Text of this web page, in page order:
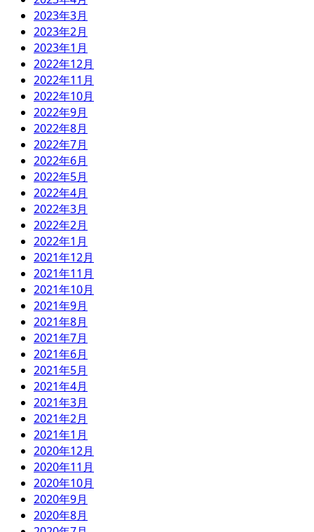
2023年3月
2023年2月
2023年1月
2022年12月
2022年11月
2022年10月
2022年9月
2022年8月
2022年7月
2022年6月
2022年5月
2022年4月
2022年3月
2022年2月
2022年1月
2021年12月
2021年11月
2021年10月
2021年9月
2021年8月
2021年7月
2021年6月
2021年5月
2021年4月
2021年3月
2021年2月
2021年1月
2020年12月
2020年11月
2020年10月
2020年9月
2020年8月